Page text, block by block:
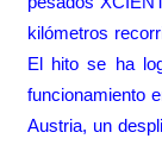
kilómetros
El hito se ha
funcionamiento
Austria, un